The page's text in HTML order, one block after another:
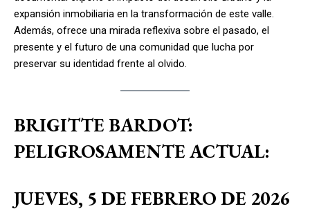
expansión inmobiliaria en la transformación de este valle.
Además, ofrece una mirada reflexiva sobre el pasado, el
presente y el futuro de una comunidad que lucha por
preservar su identidad frente al olvido.
BRIGITTE BARDOT:
PELIGROSAMENTE ACTUAL:
JUEVES, 5 DE FEBRERO DE 2026